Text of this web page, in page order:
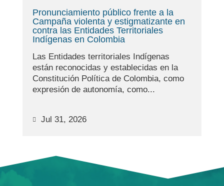
Pronunciamiento público frente a la
Campaña violenta y estigmatizante en
contra las Entidades Territoriales
Indígenas en Colombia
Las Entidades territoriales Indígenas
están reconocidas y establecidas en la
Constitución Política de Colombia, como
expresión de autonomía, como...
Jul 31, 2026